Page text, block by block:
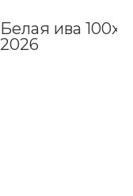
Белая ива
2026